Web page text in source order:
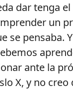
dar tenga
un
se
ante la
X, y no